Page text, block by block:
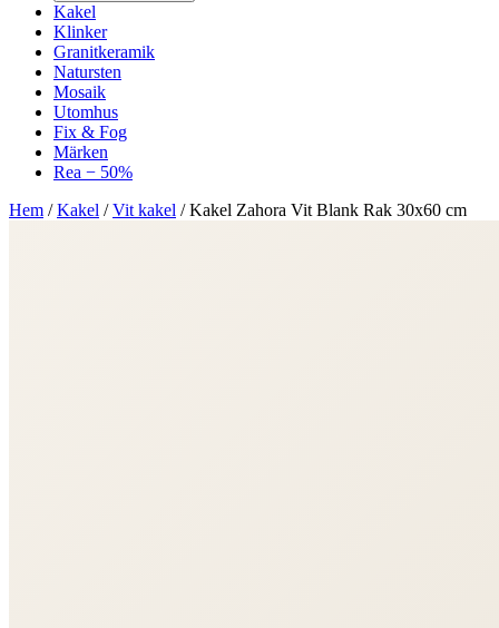
Kakel
Klinker
Granitkeramik
Natursten
Mosaik
Utomhus
Fix & Fog
Märken
Rea − 50%
Hem /Kakel /Vit kakel /Kakel Zahora Vit Blank Rak 30x60 cm